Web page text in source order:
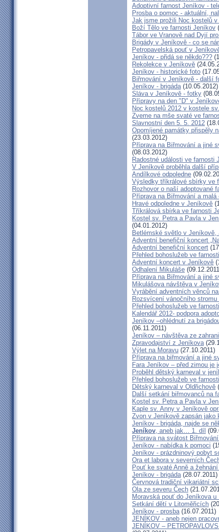
Adoptivní farnost Jeníkov -
Prosba o pomoc - aktuální,
Jak jsme prožili Noc kostelů
Boží Tělo ve farnosti Jeníkov
Tábor ve Vranově nad Dyjí
Brigády v Jeníkově - co se
Petropavelská pouť v
Jeníkov - přidá se někdo???
Rekolekce v Jeníkově
Jeníkov - historické foto
Biřmování v Jeníkově - další
Jeníkov - brigáda(10.05.2012)
Sláva v Jeníkově - fotky
Přípravy na den "D" v
Noc kostelů 2012 v kostele
Zveme na mše svaté ve
Slavnostní den 5. 5. 2012
Opomíjené památky přispěly
(23.03.2012)
Příprava na Biřmování a jiné
(08.03.2012)
Radostné události ve farnosti
V Jeníkově proběhla další
Andílkové odpoledne
Výsledky tříkrálové sbírky ve
Rozhovor o naší adoptované
Příprava na Biřmování a
Hravé odpoledne v Jeníkově
Tříkrálová sbírka ve farnosti
Kostel sv. Petra a Pavla v
(04.01.2012)
Betlémské světlo v
Adventní benefiční koncert
Adventní benefiční koncert
Přehled bohoslužeb ve
Adventní koncert v Jeníkově
Odhalení Mikuláše
Příprava na Biřmování a jiné
Mikulášova návštěva v
Vyrábění adventních věnců
Rozsvícení vánočního stromu
Přehled bohoslužeb ve
Kalendář 2012- podpora
Jeníkov –ohlédnutí za
(06.11.2011)
Jeníkov – návštěva ze
Zpravodajství z Jeníkova
Výlet na Moravu (27.10.2011)
Příprava na biřmování a jiné
Fara Jeníkov – před zimou je
Proběhl dětský karneval v
Přehled bohoslužeb ve
Dětský karneval v Oldřichově
Další setkání biřmovanců na
Kostel sv. Petra a Pavla v
Kaple sv. Anny v Jeníkově
Zvon v Jeníkově zapsán jako
Jeníkov - brigáda, najde se
Jeníkov, aneb jak… 1. díl
Příprava na svátost
Jeníkov - nabídka k pomoci
Jeníkov - prázdninový pobyt
Ora et labora v severních
Pouť ke svaté Anně a
Jeníkov - brigáda(28.07.2011)
Červnová tradiční vikariátní
Ola ze severu Čech
Moravská pouť do Jeníkova u
Setkání dětí v Litoměřicích
Jeníkov - prosba(16.07.2011)
JENÍKOV - aneb nejen
JENÍKOV –